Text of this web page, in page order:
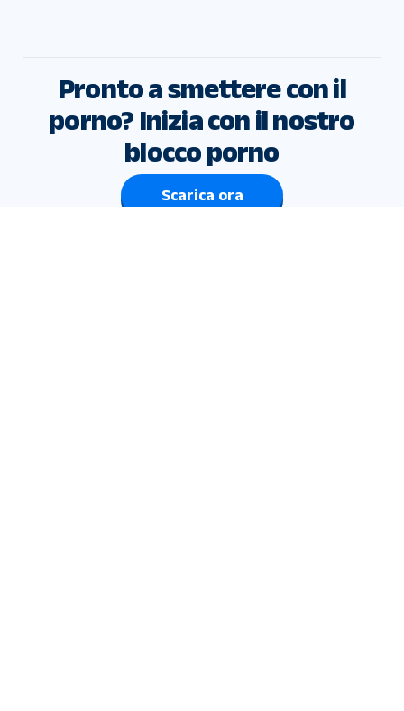
Pronto a smettere con il
porno? Inizia con il nostro
blocco porno
Scarica ora